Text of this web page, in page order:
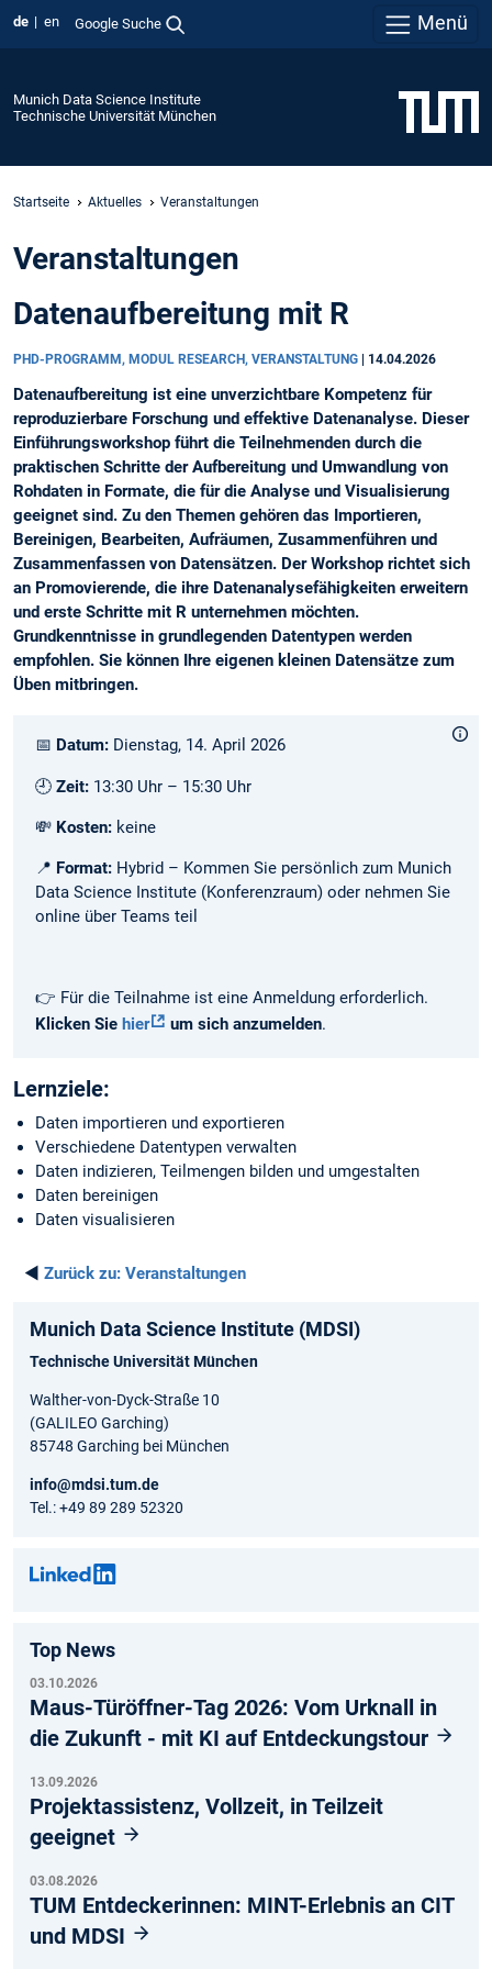
de en Google Suche Menü
Munich Data Science Institute
Technische Universität München
Startseite Aktuelles Veranstaltungen
Veranstaltungen
Datenaufbereitung mit R
PHD-PROGRAMM, MODUL RESEARCH, VERANSTALTUNG 14.04.2026
Datenaufbereitung ist eine unverzichtbare Kompetenz für
reproduzierbare Forschung und effektive Datenanalyse. Dieser
Einführungsworkshop führt die Teilnehmenden durch die
praktischen Schritte der Aufbereitung und Umwandlung von
Rohdaten in Formate, die für die Analyse und Visualisierung
geeignet sind. Zu den Themen gehören das Importieren,
Bereinigen, Bearbeiten, Aufräumen, Zusammenführen und
Zusammenfassen von Datensätzen. Der Workshop richtet sich
an Promovierende, die ihre Datenanalysefähigkeiten erweitern
und erste Schritte mit R unternehmen möchten.
Grundkenntnisse in grundlegenden Datentypen werden
empfohlen. Sie können Ihre eigenen kleinen Datensätze zum
Üben mitbringen.
📅 Datum: Dienstag, 14. April 2026
🕘 Zeit: 13:30 Uhr – 15:30 Uhr
💸 Kosten: keine
📍 Format: Hybrid – Kommen Sie persönlich zum Munich
Data Science Institute (Konferenzraum) oder nehmen Sie
online über Teams teil
👉 Für die Teilnahme ist eine Anmeldung erforderlich.
Klicken Sie hier um sich anzumelden.
Lernziele:
Daten importieren und exportieren
Verschiedene Datentypen verwalten
Daten indizieren, Teilmengen bilden und umgestalten
Daten bereinigen
Daten visualisieren
◄ Zurück zu: Veranstaltungen
Munich Data Science Institute (MDSI)
Technische Universität München
Walther-von-Dyck-Straße 10
(GALILEO Garching)
85748 Garching bei München
info@mdsi.tum.de
Tel.: +49 89 289 52320
Top News
03.10.2026
Maus-Türöffner-Tag 2026: Vom Urknall in
die Zukunft - mit KI auf Entdeckungstour
13.09.2026
Projektassistenz, Vollzeit, in Teilzeit
geeignet
03.08.2026
TUM Entdeckerinnen: MINT-Erlebnis an CIT
und MDSI